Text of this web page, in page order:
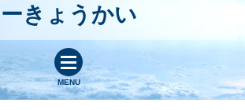
ーきょうかい
MENU